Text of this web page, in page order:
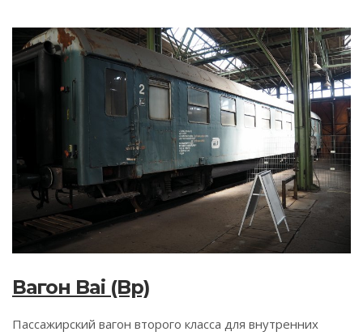
Вагон Bai (Bp)
Пассажирский вагон второго класса для внутренних